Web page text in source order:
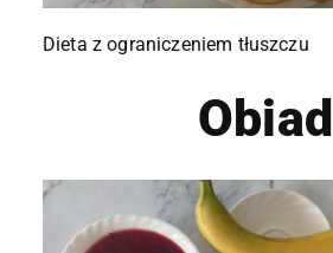
Dieta z ograniczeniem tłuszczu
Obiad